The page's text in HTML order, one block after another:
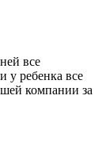
все
у ребенка все
компании за